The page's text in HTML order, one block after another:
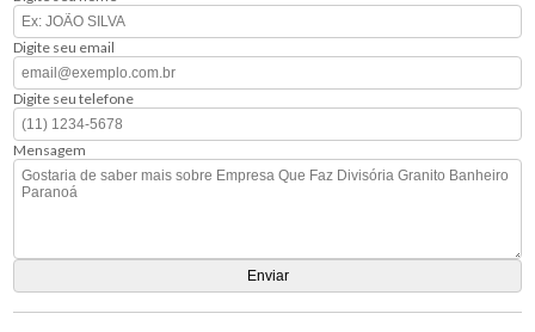
Digite seu email
Digite seu telefone
Mensagem